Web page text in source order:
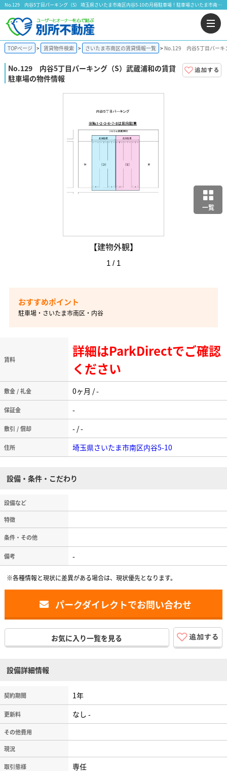
No.129 内谷5丁目パーキング（S） 埼玉県さいたま市南区内谷5-10の月極駐車場！駐車場さいたま市南区内谷｜株式会社 別所不動産
TOPページ 賃貸物件検索 さいたま市南区の賃貸情報一覧 No.129 内谷5丁目パーキ
No.129 内谷5丁目パーキング（S） 武蔵浦和の賃貸
駐車場の物件情報
一覧
【建物外観】
1 / 1
駐車場・さいたま市南区・内谷
賃料
詳細はParkDirectでご確認
ください
敷金 / 礼金 0ヶ月 / -
保証金 -
敷引 / 償却 - / -
住所 埼玉県さいたま市南区内谷5-10
設備・条件・こだわり
設備など
特徴
条件・その他
備考 -
※各種情報と現状に差異がある場合は、現状優先となります。
パークダイレクトでお問い合わせ
お気に入り一覧を見る
設備詳細情報
契約期間 1年
更新料 なし -
その他費用
現況
取引態様 専任